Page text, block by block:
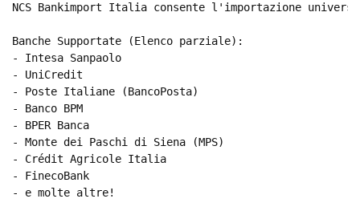
NCS Bankimport Italia consente l'importazione
Banche Supportate (Elenco parziale):
- Intesa Sanpaolo
- UniCredit
- Poste Italiane (BancoPosta)
- Banco BPM
- BPER Banca
- Monte dei Paschi di Siena (MPS)
- Crédit Agricole Italia
- FinecoBank
- e molte altre!